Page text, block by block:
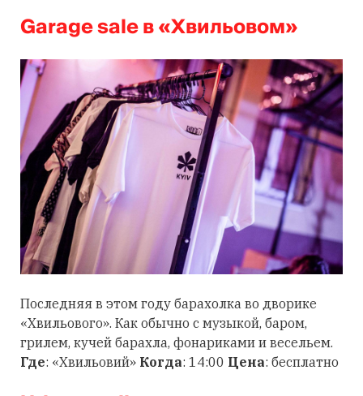
Garage sale в «Хвильовом»
Последняя в этом году барахолка во дворике
«Хвильового». Как обычно с музыкой, баром,
грилем, кучей барахла, фонариками и весельем.
Где: «Хвильовий» Когда: 14:00 Цена: бесплатно